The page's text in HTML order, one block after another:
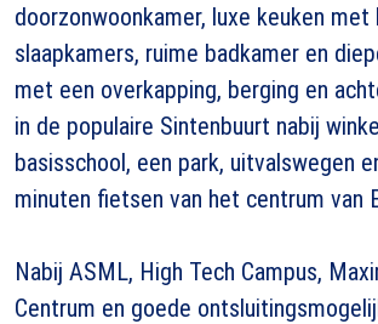
doorzonwoonkamer, luxe keuken met
slaapkamers, ruime badkamer en
met een overkapping, berging en
in de populaire Sintenbuurt nabij
basisschool, een park, uitvalswegen
minuten fietsen van het centrum van
Nabij ASML, High Tech Campus,
Centrum en goede